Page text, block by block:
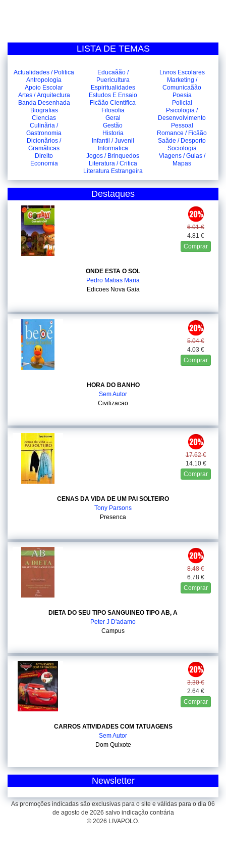
LISTA DE TEMAS
Actualidades / Politica
Antropologia
Apoio Escolar
Artes / Arquitectura
Banda Desenhada
Biografias
Ciencias
Culinãria /
Gastronomia
Dicionãrios /
Gramãticas
Direito
Economia
Educaãão /
Puericultura
Espiritualidades
Estudos E Ensaio
Ficãão Cientifica
Filosofia
Geral
Gestão
Historia
Infantil / Juvenil
Informatica
Jogos / Brinquedos
Literatura / Critica
Literatura Estrangeira
Livros Escolares
Marketing /
Comunicaãão
Poesia
Policial
Psicologia /
Desenvolvimento
Pessoal
Romance / Ficãão
Saãde / Desporto
Sociologia
Viagens / Guias /
Mapas
Destaques
6.01 €
4.81 €
Comprar
ONDE ESTA O SOL
Pedro Matias Maria
Edicoes Nova Gaia
5.04 €
4.03 €
Comprar
HORA DO BANHO
Sem Autor
Civilizacao
17.62 €
14.10 €
Comprar
CENAS DA VIDA DE UM PAI SOLTEIRO
Tony Parsons
Presenca
8.48 €
6.78 €
Comprar
DIETA DO SEU TIPO SANGUINEO TIPO AB, A
Peter J D'adamo
Campus
3.30 €
2.64 €
Comprar
CARROS ATIVIDADES COM TATUAGENS
Sem Autor
Dom Quixote
Newsletter
As promoções indicadas são exclusivas para o site e válidas para o dia 06
de agosto de 2026 salvo indicação contrária
© 2026 LIVAPOLO.